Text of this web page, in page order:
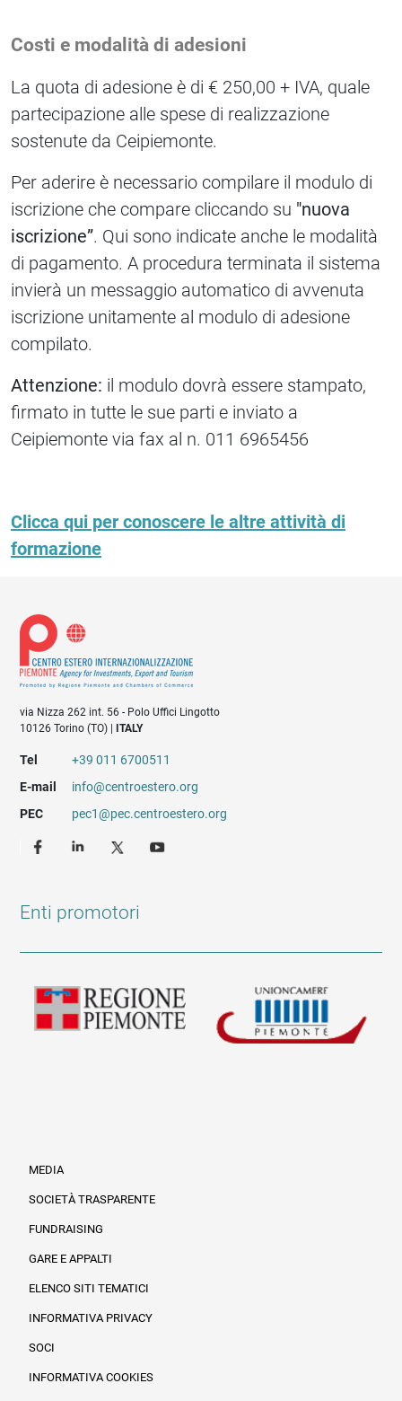
Costi e modalità di adesioni
La quota di adesione è di € 250,00 + IVA, quale
partecipazione alle spese di realizzazione
sostenute da Ceipiemonte.
Per aderire è necessario compilare il modulo di
iscrizione che compare cliccando su "nuova
iscrizione”. Qui sono indicate anche le modalità
di pagamento. A procedura terminata il sistema
invierà un messaggio automatico di avvenuta
iscrizione unitamente al modulo di adesione
compilato.
Attenzione: il modulo dovrà essere stampato,
firmato in tutte le sue parti e inviato a
Ceipiemonte via fax al n. 011 6965456
Clicca qui per conoscere le altre attività di
formazione
via Nizza 262 int. 56 - Polo Uffici Lingotto
10126 Torino (TO) |
ITALY
Tel
+39 011 6700511
E-mail
info@centroestero.org
PEC
pec1@pec.centroestero.org
Enti promotori
MEDIA
SOCIETÀ TRASPARENTE
FUNDRAISING
GARE E APPALTI
ELENCO SITI TEMATICI
INFORMATIVA PRIVACY
SOCI
INFORMATIVA COOKIES